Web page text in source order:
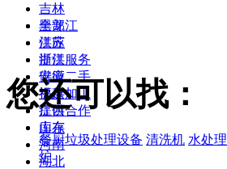
吉林
黑龙江
江苏
浙江
安徽
福建
江西
山东
河南
湖北
全部
供应
提供服务
供应二手
提供加工
提供合作
库存
您还可以找：
餐厨垃圾处理设备 清洗机 水处理
炉